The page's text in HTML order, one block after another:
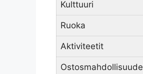
Kulttuuri
Ruoka
Aktiviteetit